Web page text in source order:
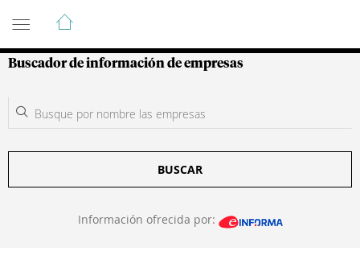
Guía de Empresas Colombianas
Buscador de información de empresas
BUSCAR
Información ofrecida por: